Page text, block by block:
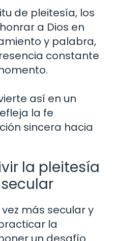
de pleitesía, los
a Dios en
y palabra,
constante
así en un
la fe
sincera hacia
la pleitesía
más secular y
la